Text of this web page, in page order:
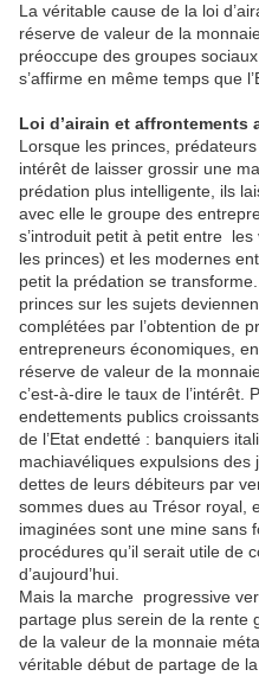
La véritable cause de la loi
réserve de valeur de la
préoccupe des groupes
s’affirme en même temps que
Loi d’airain et affrontements
Lorsque les princes,
intérêt de laisser grossir une
prédation plus intelligente, ils
avec elle le groupe des
s’introduit petit à petit entre
les princes) et les modernes
petit la prédation se
princes sur les sujets
complétées par l’obtention de
entrepreneurs économiques,
réserve de valeur de la
c’est-à-dire le taux de l’intérêt.
endettements publics
de l’Etat endetté : banquiers
machiavéliques expulsions
dettes de leurs débiteurs par
sommes dues au Trésor royal,
imaginées sont une mine sans
procédures qu’il serait utile de
d’aujourd’hui.
Mais la marche progressive
partage plus serein de la rente
de la valeur de la monnaie
véritable début de partage de